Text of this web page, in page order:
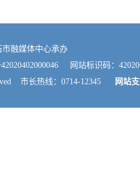
融媒体中心承办
网站标识码：
市长热线：0714-12345
网站